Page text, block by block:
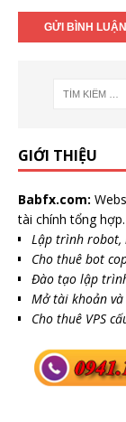
GIỚI THIỆU
Babfx.com:
tài chính tổng
Lập trình robot,
Cho thuê bot
Đào tạo lập
Mở tài khoản
Cho thuê VPS